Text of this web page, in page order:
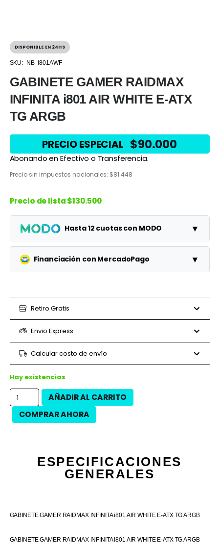
DISPONIBLE EN 24HS
SKU: NB_I801AWF
GABINETE GAMER RAIDMAX
INFINITA i801 AIR WHITE E-ATX
TG ARGB
PRECIO ESPECIAL $90.000
Abonando en Efectivo o Transferencia.
Precio sin impuestos nacionales: $81.448
Precio de lista$130.500
Hasta 12 cuotas con MODO ▼
Planes Cuota Total
3 cuotas $43.500 $130.500
6 cuotas $21.750 $130.500
12 cuotas $130.500
Financiación con MercadoPago ▼
3 cuotas $112.500
6 cuotas $123.300
9 cuotas
Retiro Gratis
Envio Express
Calcular costo de envío
Hay existencias
AÑADIR AL CARRITO
COMPRAR AHORA
ESPECIFICACIONES
GENERALES
GABINETE GAMER RAIDMAX INFINITA i801 AIR WHITE E-ATX TG ARGB
GABINETE GAMER RAIDMAX INFINITA i801 AIR WHITE E-ATX TG ARGB